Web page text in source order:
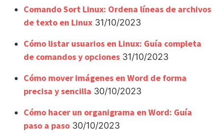
Comando Sort Linux: Ordena líneas de archivos
de texto en Linux 31/10/2023
Cómo listar usuarios en Linux: Guía completa
de comandos y opciones 31/10/2023
Cómo mover imágenes en Word de forma
precisa y sencilla 30/10/2023
Cómo hacer un organigrama en Word: Guía
paso a paso 30/10/2023